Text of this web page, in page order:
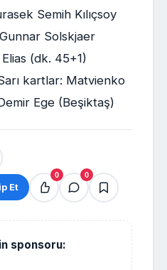
Semih Kılıçsoy
Solskjaer
(dk. 45+1)
kartlar: Matvienko
Ege (Beşiktaş)
Et
0 0
sponsoru: